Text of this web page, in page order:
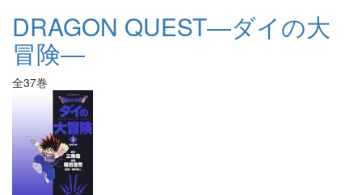
DRAGON QUEST―ダイの大
冒険―
全37巻